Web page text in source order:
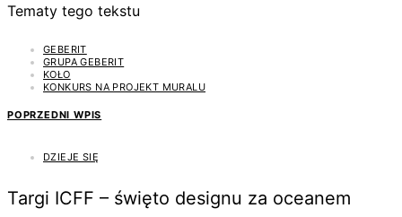
Tematy tego tekstu
GEBERIT
GRUPA GEBERIT
KOŁO
KONKURS NA PROJEKT MURALU
POPRZEDNI WPIS
DZIEJE SIĘ
Targi ICFF – święto designu za oceanem